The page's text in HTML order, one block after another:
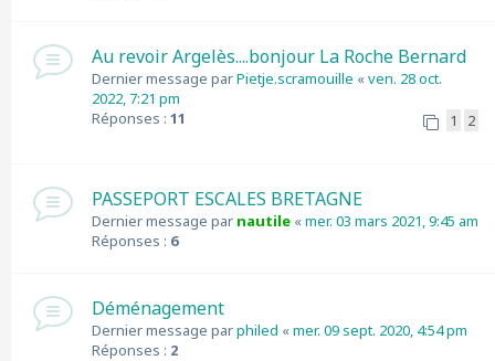
Au revoir Argelès....bonjour La Roche Bernard
Dernier message parPietje.scramouille «ven. 28 oct.
2022, 7:21 pm
Réponses : 11 1 2
PASSEPORT ESCALES BRETAGNE
Dernier message par nautile «mer. 03 mars 2021, 9:45 am
Réponses : 6
Déménagement
Dernier message parphiled «mer. 09 sept. 2020, 4:54 pm
Réponses : 2